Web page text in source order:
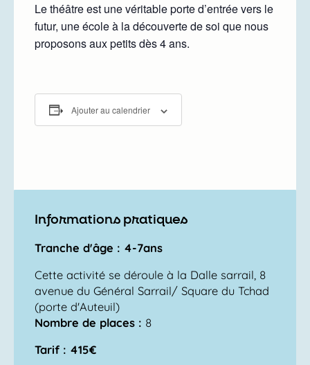
Le théâtre est une véritable porte d’entrée vers le
futur, une école à la découverte de soi que nous
proposons aux petits dès 4 ans.
Ajouter au calendrier
Informations pratiques
Tranche d'âge : 4-7ans
Cette activité se déroule à la Dalle sarrail, 8
avenue du Général Sarrail/ Square du Tchad
(porte d'Auteuil)
Nombre de places : 8
Tarif : 415€